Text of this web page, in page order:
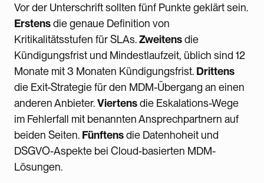
Vor der Unterschrift sollten fünf Punkte geklärt sein.
Erstensdie genaue Definition von
Kritikalitätsstufen für SLAs.Zweitensdie
Kündigungsfrist und Mindestlaufzeit, üblich sind 12
Monate mit 3 Monaten Kündigungsfrist. Drittens
die Exit-Strategie für den MDM-Übergang an einen
anderen Anbieter.Viertensdie Eskalations-Wege
im Fehlerfall mit benannten Ansprechpartnern auf
beiden Seiten. Fünftensdie Datenhoheit und
DSGVO-Aspekte bei Cloud-basierten MDM-
Lösungen.